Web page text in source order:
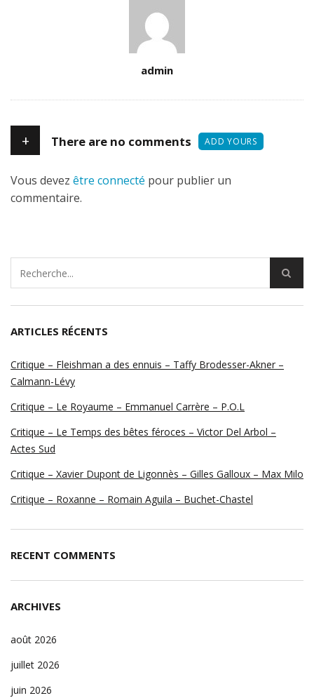
admin
+ There are no comments ADD YOURS
Vous devez être connecté pour publier un
commentaire.
ARTICLES RÉCENTS
Critique – Fleishman a des ennuis – Taffy Brodesser-Akner –
Calmann-Lévy
Critique – Le Royaume – Emmanuel Carrère – P.O.L
Critique – Le Temps des bêtes féroces – Victor Del Arbol –
Actes Sud
Critique – Xavier Dupont de Ligonnès – Gilles Galloux – Max Milo
Critique – Roxanne – Romain Aguila – Buchet-Chastel
RECENT COMMENTS
ARCHIVES
août 2026
juillet 2026
juin 2026